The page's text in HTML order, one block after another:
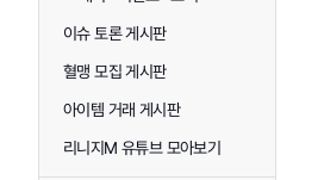
이슈 토론 게시판
혈맹 모집 게시판
아이템 거래 게시판
리니지M 유튜브 모아보기